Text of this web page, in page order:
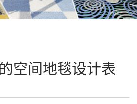
空间地毯设计表